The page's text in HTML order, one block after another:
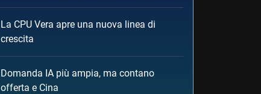
La CPU Vera apre una nuova linea di
crescita
Domanda IA più ampia, ma contano
offerta e Cina